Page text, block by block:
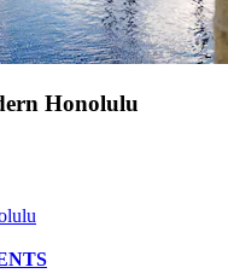
Honolulu